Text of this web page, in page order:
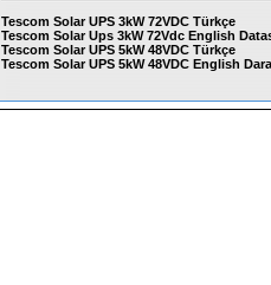
Tescom Solar UPS 3kW 72VDC Türkçe
Tescom Solar Ups 3kW 72Vdc English
Tescom Solar UPS 5kW 48VDC Türkçe
Tescom Solar UPS 5kW 48VDC English